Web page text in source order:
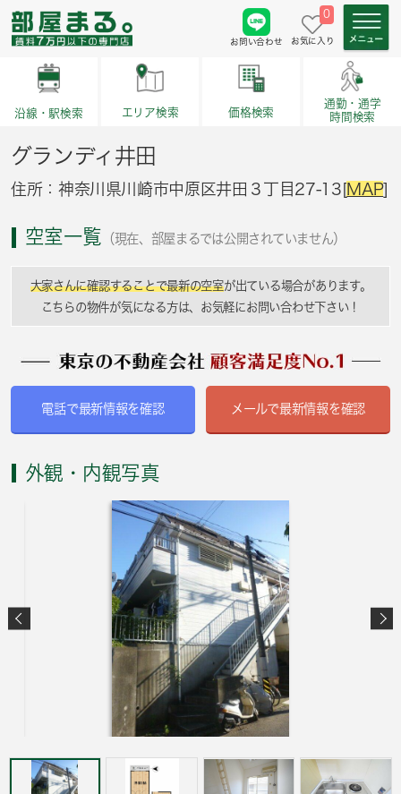
お問い合わせ
0
お気に入り
沿線・駅検索 エリア検索 価格検索
通勤・通学
時間検索
グランディ井田
住所：神奈川県川崎市中原区井田３丁目27-13[MAP]
空室一覧 （現在、部屋まるでは公開されていません）
大家さんに確認することで最新の空室が出ている場合があります。
こちらの物件が気になる方は、お気軽にお問い合わせ下さい！
電話で最新情報を確認 メールで最新情報を確認
外観・内観写真